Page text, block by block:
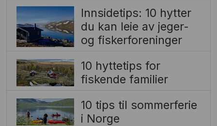
Innsidetips: 10 hytter
du kan leie av jeger-
og fiskerforeninger
10 hyttetips for
fiskende familier
10 tips til sommerferie
i Norge